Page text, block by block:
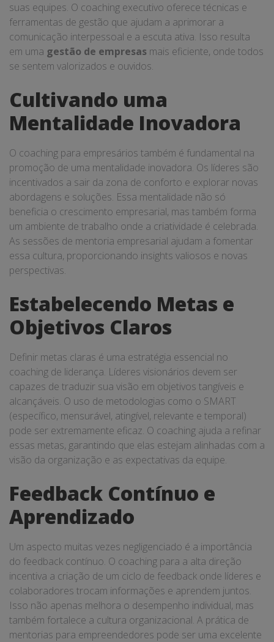
suas equipes. O coaching executivo oferece técnicas e
ferramentas de gestão que ajudam a aprimorar a
comunicação interpessoal e a escuta ativa. Isso resulta
em uma gestão de empresas mais eficiente, onde todos
se sentem valorizados e ouvidos.
Cultivando uma
Mentalidade Inovadora
O coaching para empresários também é fundamental na
promoção de uma mentalidade inovadora. Os líderes são
incentivados a sair da zona de conforto e explorar novas
abordagens e soluções. Essa mentalidade não só
beneficia o crescimento empresarial, mas também forma
um ambiente de trabalho onde a criatividade é celebrada.
As sessões de mentoria empresarial ajudam a fomentar
essa cultura, proporcionando insights valiosos e novas
perspectivas.
Estabelecendo Metas e
Objetivos Claros
Definir metas claras é uma estratégia essencial no
coaching de liderança. Líderes visionários devem ser
capazes de traduzir sua visão em objetivos tangíveis e
alcançáveis. O uso de metodologias como o SMART
(específico, mensurável, atingível, relevante e temporal)
pode ser extremamente eficaz. O coaching ajuda a refinar
essas metas, garantindo que elas estejam alinhadas com a
visão da organização e as expectativas da equipe.
Feedback Contínuo e
Aprendizado
Um aspecto muitas vezes negligenciado é a importância
do feedback contínuo. O coaching para a alta direção
incentiva a criação de um ciclo de feedback onde líderes e
colaboradores trocam informações e aprendem juntos.
Isso não apenas melhora o desempenho individual, mas
também fortalece a cultura organizacional. A prática de
mentorias para empreendedores pode ser uma excelente